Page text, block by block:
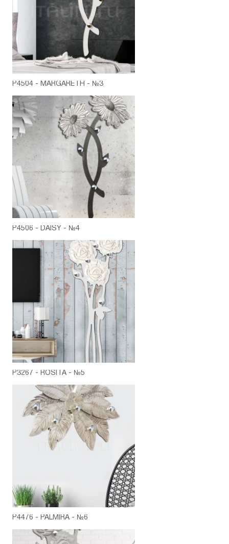
P4504 - MARGARETH - №3
P4506 - DAISY - №4
P3267 - ROSITA - №5
P4476 - PALMIRA - №6